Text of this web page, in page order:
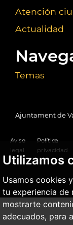
Utilizamos
Usamos cookies
tu experiencia de
mostrarte
adecuados, para
Atención
Actualidad
Temas
Ajuntament de
Aviso
legal
Política
privacidad